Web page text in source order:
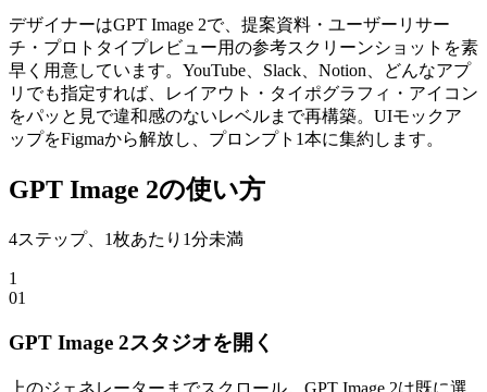
デザイナーはGPT Image 2で、提案資料・ユーザーリサー
チ・プロトタイプレビュー用の参考スクリーンショットを素
早く用意しています。YouTube、Slack、Notion、どんなアプ
リでも指定すれば、レイアウト・タイポグラフィ・アイコン
をパッと見で違和感のないレベルまで再構築。UIモックア
ップをFigmaから解放し、プロンプト1本に集約します。
GPT Image 2の使い方
4ステップ、1枚あたり1分未満
1
01
GPT Image 2スタジオを開く
上のジェネレーターまでスクロール。GPT Image 2は既に選